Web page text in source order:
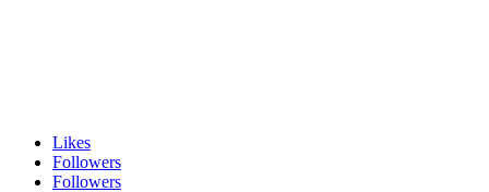
Likes
Followers
Followers